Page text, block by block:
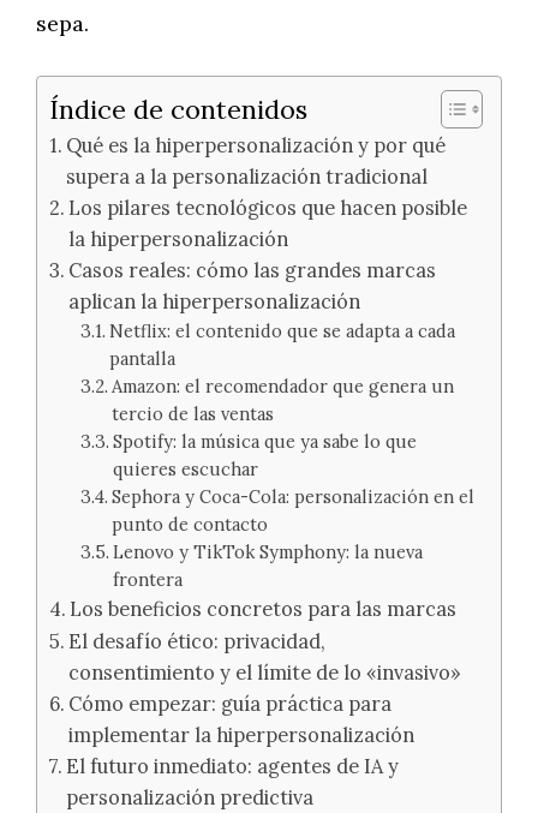
sepa.
Índice de contenidos
Qué es la hiperpersonalización y por qué
supera a la personalización tradicional
Los pilares tecnológicos que hacen posible
la hiperpersonalización
Casos reales: cómo las grandes marcas
aplican la hiperpersonalización
Netflix: el contenido que se adapta a cada
pantalla
Amazon: el recomendador que genera un
tercio de las ventas
Spotify: la música que ya sabe lo que
quieres escuchar
Sephora y Coca-Cola: personalización en el
punto de contacto
Lenovo y TikTok Symphony: la nueva
frontera
Los beneficios concretos para las marcas
El desafío ético: privacidad,
consentimiento y el límite de lo «invasivo»
Cómo empezar: guía práctica para
implementar la hiperpersonalización
El futuro inmediato: agentes de IA y
personalización predictiva